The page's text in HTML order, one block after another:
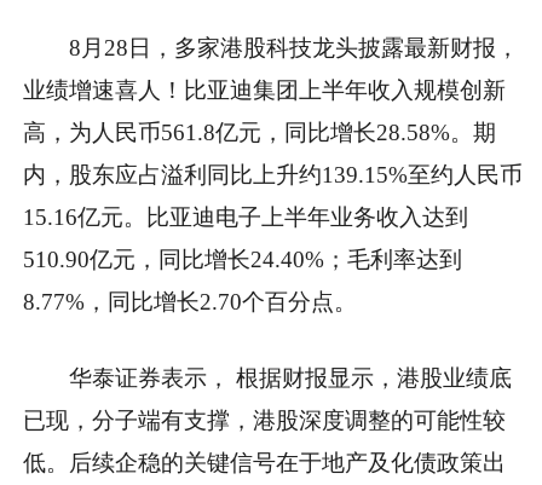
8月28日，多家港股科技龙头披露最新财报，
业绩增速喜人！比亚迪集团上半年收入规模创新
高，为人民币561.8亿元，同比增长28.58%。期
内，股东应占溢利同比上升约139.15%至约人民币
15.16亿元。比亚迪电子上半年业务收入达到
510.90亿元，同比增长24.40%；毛利率达到
8.77%，同比增长2.70个百分点。
华泰证券表示， 根据财报显示，港股业绩底
已现，分子端有支撑，港股深度调整的可能性较
低。后续企稳的关键信号在于地产及化债政策出